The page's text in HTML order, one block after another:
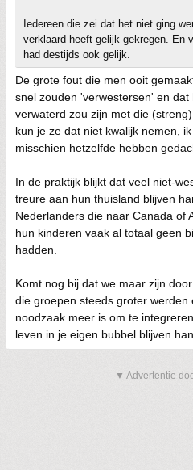
Iedereen die zei dat het niet ging
verklaard heeft gelijk gekregen. En
had destijds ook gelijk.
De grote fout die men ooit
snel zouden 'verwestersen' en
verwaterd zou zijn met die
kun je ze dat niet kwalijk nemen,
misschien hetzelfde hebben
In de praktijk blijkt dat veel niet-
treure aan hun thuisland blijven
Nederlanders die naar Canada of
hun kinderen vaak al totaal geen
hadden.
Komt nog bij dat we maar zijn
die groepen steeds groter werden
noodzaak meer is om te
leven in je eigen bubbel blijven
▼ Advertentie